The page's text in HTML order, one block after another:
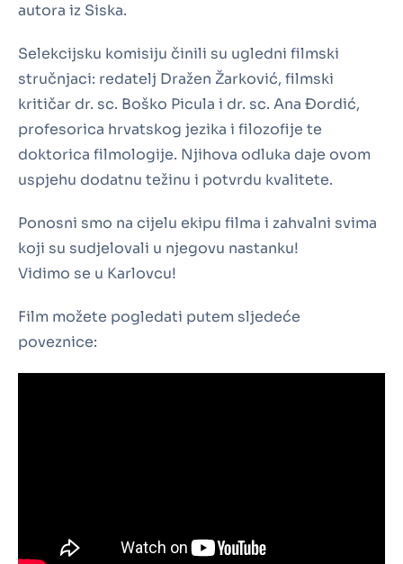
autora iz Siska.
Selekcijsku komisiju činili su ugledni filmski
stručnjaci: redatelj Dražen Žarković, filmski
kritičar dr. sc. Boško Picula i dr. sc. Ana Đordić,
profesorica hrvatskog jezika i filozofije te
doktorica filmologije. Njihova odluka daje ovom
uspjehu dodatnu težinu i potvrdu kvalitete.
Ponosni smo na cijelu ekipu filma i zahvalni svima
koji su sudjelovali u njegovu nastanku!
Vidimo se u Karlovcu!
Film možete pogledati putem sljedeće
poveznice: